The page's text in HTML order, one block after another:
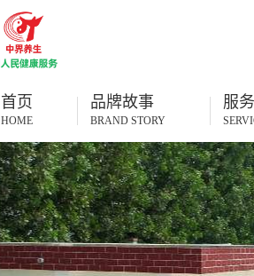
首页
HOME
品牌故事
BRAND STORY
服